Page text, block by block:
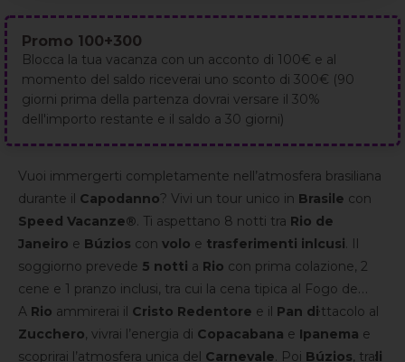
Promo 100+300
Blocca la tua vacanza con un acconto di 100€ e al
momento del saldo riceverai uno sconto di 300€ (90
giorni prima della partenza dovrai versare il 30%
dell'importo restante e il saldo a 30 giorni)
Vuoi immergerti completamente nell’atmosfera brasiliana
durante il Capodanno? Vivi un tour unico in Brasile con
Speed Vacanze®. Ti aspettano 8 notti tra Rio de
Janeiro e Búzios con volo e trasferimenti inlcusi. Il
soggiorno prevede 5 notti a Rio con prima colazione, 2
cene e 1 pranzo inclusi, tra cui la cena tipica al Fogo de
Chão, il pranzo al Cais do Oriente e la cena & spettacolo al
Rio Scenarium e 3 nottiaBúziosinmezza pensione.
Sonocompreseanche levisiteprincipali, dalcity tour di
A Rio ammirerai il Cristo Redentore e il Pan di
Zucchero, vivrai l’energia di Copacabana e Ipanema e
scoprirai l’atmosfera unica del Carnevale. Poi Búzios, tra